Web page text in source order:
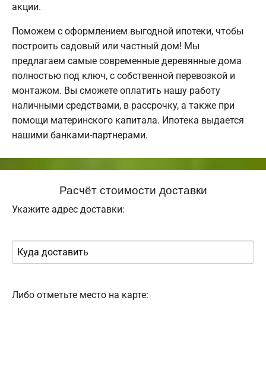
акции.
Поможем с оформлением выгодной ипотеки, чтобы
построить садовый или частный дом! Мы
предлагаем самые современные деревянные дома
полностью под ключ, с собственной перевозкой и
монтажом. Вы сможете оплатить нашу работу
наличными средствами, в рассрочку, а также при
помощи материнского капитала. Ипотека выдается
нашими банками-партнерами.
Расчёт стоимости доставки
Укажите адрес доставки:
Либо отметьте место на карте: